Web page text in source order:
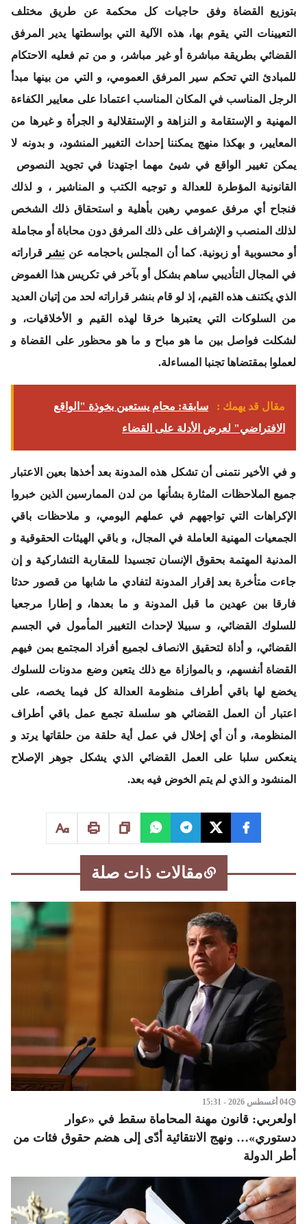
بتوزيع القضاة وفق حاجيات كل محكمة عن طريق مختلف
التعيينات التي يقوم بها، هذه الآلية التي بواسطتها يدير المرفق
القضائي بطريقة مباشرة أو غير مباشر، و من تم فعليه الاحتكام
للمبادئ التي تحكم سير المرفق العمومي، و التي من بينها مبدأ
الرجل المناسب في المكان المناسب اعتمادا على معايير الكفاءة
المهنية و الإستقامة و النزاهة و الإستقلالية و الجرأة و غيرها من
المعايير، و بهكذا منهج يمكننا إحداث التغيير المنشود، و بدونه لا
يمكن تغيير الواقع في شيئ مهما اجتهدنا في تجويد النصوص
القانونية المؤطرة للعدالة و توجيه الكتب و المناشير ، و لذلك
فنجاح أي مرفق عمومي رهين بأهلية و استحقاق ذلك الشخص
لذلك المنصب و الإشراف على ذلك المرفق دون محاباة أو مجاملة
أو محسوبية أو زبونية. كما أن المجلس باحجامه عن نشر قراراته
في المجال التأديبي ساهم بشكل أو بآخر في تكريس هذا الغموض
الذي يكتنف هذه القيم، إذ لو قام بنشر قراراته لحد من إتيان العديد
من السلوكات التي يعتبرها خرقا لهذه القيم و الأخلاقيات، و
لشكلت فواصل بين ما هو مباح و ما هو محظور على القضاة و
لعملوا بمقتضاها تجنبا المساءلة.
مقال قد يهمك :
سابقة: محام يستعين بخوذة "الواقع
الافتراضي" لعرض الأدلة على القضاء
و في الأخير نتمنى أن تشكل هذه المدونة بعد أخذها بعين الاعتبار
جميع الملاحظات المثارة بشأنها من لدن الممارسين الذين خبروا
الإكراهات التي تواجههم في عملهم اليومي، و ملاحظات باقي
الجمعيات المهنية العاملة في المجال، و باقي الهيئات الحقوقية و
المدنية المهتمة بحقوق الإنسان تجسيدا للمقاربة التشاركية و إن
جاءت متأخرة بعد إقرار المدونة لتفادي ما شابها من قصور حدثا
فارقا بين عهدين ما قبل المدونة و ما بعدها، و إطارا مرجعيا
للسلوك القضائي، و سبيلا لإحداث التغيير المأمول في الجسم
القضائي، و أداة لتحقيق الانصاف لجميع أفراد المجتمع بمن فيهم
القضاة أنفسهم، و بالموازاة مع ذلك يتعين وضع مدونات للسلوك
يخضع لها باقي أطراف منظومة العدالة كل فيما يخصه، على
اعتبار أن العمل القضائي هو سلسلة تجمع عمل باقي أطراف
المنظومة، و أن أي إخلال في عمل أية حلقة من حلقاتها يرتد و
ينعكس سلبا على العمل القضائي الذي يشكل جوهر الإصلاح
المنشود و الذي لم يتم الخوض فيه بعد.
مقالات ذات صلة
04 أغسطس 2026 - 15:31
اولعربي: قانون مهنة المحاماة سقط في «عوار
دستوري»… ونهج الانتقائية أدّى إلى هضم حقوق فئات من
أطر الدولة